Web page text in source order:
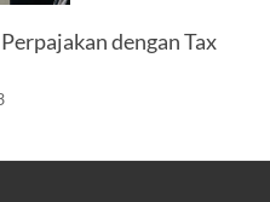
dengan Tax